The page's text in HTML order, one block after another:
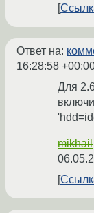
Ответ на:
16:28:58
Для
mikhail